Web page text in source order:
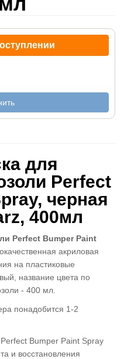
для
Perfect
черная
400мл
Perfect Bumper Paint
акриловая
на пластиковые
название цвета по
- 400 мл.
понадобится 1-2
Bumper Paint Spray
и восстановления